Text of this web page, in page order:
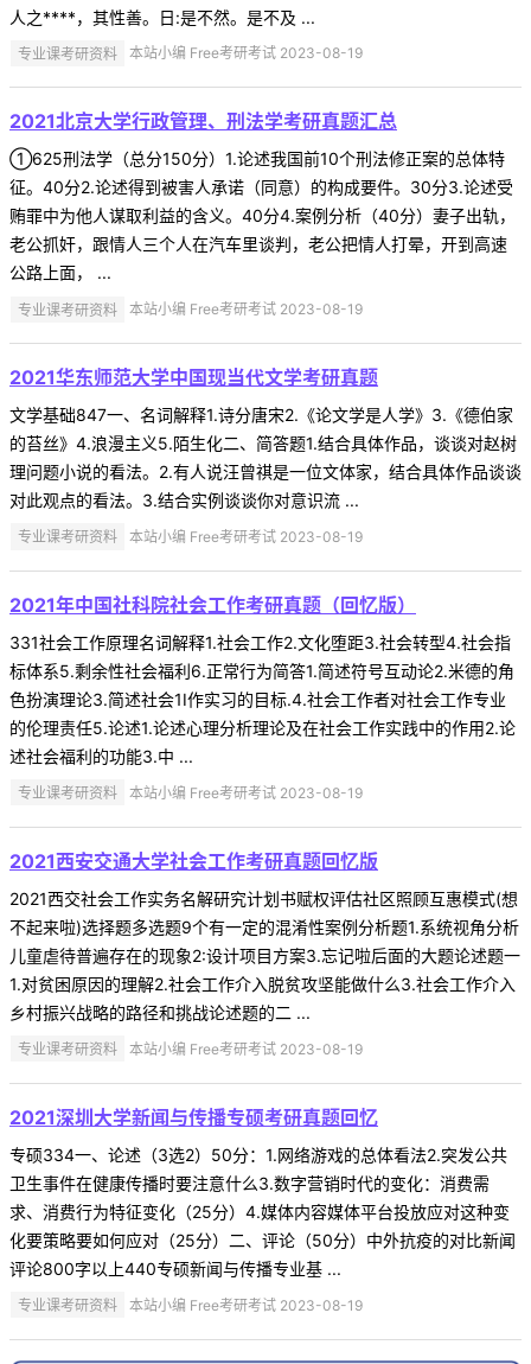
人之****，其性善。日:是不然。是不及 ...
专业课考研资料 本站小编 Free考研考试 2023-08-19
2021北京大学行政管理、刑法学考研真题汇总
①625刑法学（总分150分）1.论述我国前10个刑法修正案的总体特
征。40分2.论述得到被害人承诺（同意）的构成要件。30分3.论述受
贿罪中为他人谋取利益的含义。40分4.案例分析（40分）妻子出轨，
老公抓奸，跟情人三个人在汽车里谈判，老公把情人打晕，开到高速
公路上面， ...
专业课考研资料 本站小编 Free考研考试 2023-08-19
2021华东师范大学中国现当代文学考研真题
文学基础847一、名词解释1.诗分唐宋2.《论文学是人学》3.《德伯家
的苔丝》4.浪漫主义5.陌生化二、简答题1.结合具体作品，谈谈对赵树
理问题小说的看法。2.有人说汪曾祺是一位文体家，结合具体作品谈谈
对此观点的看法。3.结合实例谈谈你对意识流 ...
专业课考研资料 本站小编 Free考研考试 2023-08-19
2021年中国社科院社会工作考研真题（回忆版）
331社会工作原理名词解释1.社会工作2.文化堕距3.社会转型4.社会指
标体系5.剩余性社会福利6.正常行为简答1.简述符号互动论2.米德的角
色扮演理论3.简述社会1I作实习的目标.4.社会工作者对社会工作专业
的伦理责任5.论述1.论述心理分析理论及在社会工作实践中的作用2.论
述社会福利的功能3.中 ...
专业课考研资料 本站小编 Free考研考试 2023-08-19
2021西安交通大学社会工作考研真题回忆版
2021西交社会工作实务名解研究计划书赋权评估社区照顾互惠模式(想
不起来啦)选择题多选题9个有一定的混淆性案例分析题1.系统视角分析
儿童虐待普遍存在的现象2:设计项目方案3.忘记啦后面的大题论述题一
1.对贫困原因的理解2.社会工作介入脱贫攻坚能做什么3.社会工作介入
乡村振兴战略的路径和挑战论述题的二 ...
专业课考研资料 本站小编 Free考研考试 2023-08-19
2021深圳大学新闻与传播专硕考研真题回忆
专硕334一、论述（3选2）50分：1.网络游戏的总体看法2.突发公共
卫生事件在健康传播时要注意什么3.数字营销时代的变化：消费需
求、消费行为特征变化（25分）4.媒体内容媒体平台投放应对这种变
化要策略要如何应对（25分）二、评论（50分）中外抗疫的对比新闻
评论800字以上440专硕新闻与传播专业基 ...
专业课考研资料 本站小编 Free考研考试 2023-08-19